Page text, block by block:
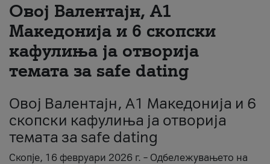
Овој Валентајн, A1
Македонија и 6 скопски
кафулиња ја отворија
темата за safe dating
Овој Валентајн, A1 Македонија и 6
скопски кафулиња ја отворија
темата за safe dating
Скопје, 16 февруари 2026 г. – Одбележувањето на